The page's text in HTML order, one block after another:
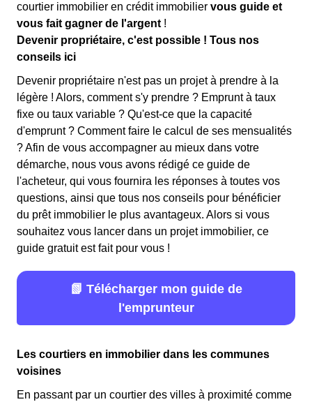
courtier immobilier en crédit immobilier vous guide et
vous fait gagner de l'argent !
Devenir propriétaire, c'est possible ! Tous nos
conseils ici
Devenir propriétaire n'est pas un projet à prendre à la
légère ! Alors, comment s'y prendre ? Emprunt à taux
fixe ou taux variable ? Qu'est-ce que la capacité
d'emprunt ? Comment faire le calcul de ses mensualités
? Afin de vous accompagner au mieux dans votre
démarche, nous vous avons rédigé ce guide de
l'acheteur, qui vous fournira les réponses à toutes vos
questions, ainsi que tous nos conseils pour bénéficier
du prêt immobilier le plus avantageux. Alors si vous
souhaitez vous lancer dans un projet immobilier, ce
guide gratuit est fait pour vous !
📗 Télécharger mon guide de
l'emprunteur
Les courtiers en immobilier dans les communes
voisines
En passant par un courtier des villes à proximité comme